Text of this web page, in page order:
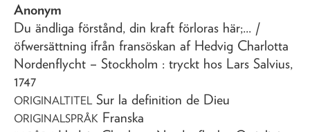
Anonym
Du ändliga förstånd, din kraft förloras här;... /
öfwersättning ifrån fransöskan af Hedvig Charlotta
Nordenflycht – Stockholm : tryckt hos Lars Salvius,
1747
ORIGINALTITEL Sur la definition de Dieu
ORIGINALSPRÅK Franska